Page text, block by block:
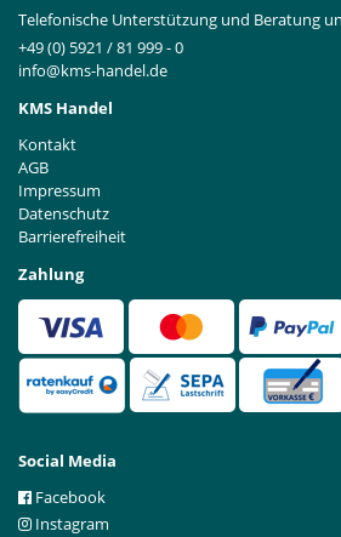
Telefonische Unterstützung und Beratung
+49 (0) 5921 / 81 999 - 0
info@kms-handel.de
KMS Handel
Kontakt
AGB
Impressum
Datenschutz
Barrierefreiheit
Zahlung
Social Media
Facebook
Instagram